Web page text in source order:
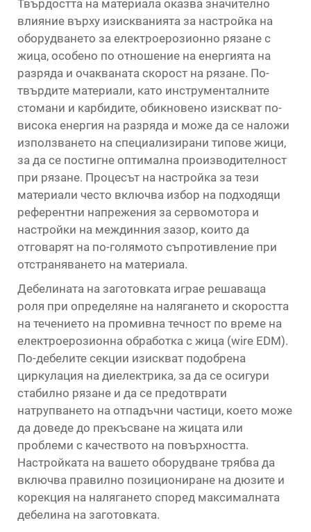
Твърдостта на материала оказва значително
влияние върху изискванията за настройка на
оборудването за електроерозионно рязане с
жица, особено по отношение на енергията на
разряда и очакваната скорост на рязане. По-
твърдите материали, като инструменталните
стомани и карбидите, обикновено изискват по-
висока енергия на разряда и може да се наложи
използването на специализирани типове жици,
за да се постигне оптимална производителност
при рязане. Процесът на настройка за тези
материали често включва избор на подходящи
референтни напрежения за сервомотора и
настройки на междинния зазор, които да
отговарят на по-голямото съпротивление при
отстраняването на материала.
Дебелината на заготовката играе решаваща
роля при определяне на налягането и скоростта
на течението на промивна течност по време на
електроерозионна обработка с жица (wire EDM).
По-дебелите секции изискват подобрена
циркулация на диелектрика, за да се осигури
стабилно рязане и да се предотврати
натрупването на отпадъчни частици, което може
да доведе до прекъсване на жицата или
проблеми с качеството на повърхността.
Настройката на вашето оборудване трябва да
включва правилно позициониране на дюзите и
корекция на налягането според максималната
дебелина на заготовката.